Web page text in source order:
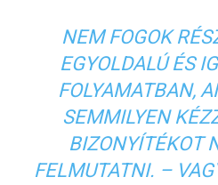
NEM FOGOK
EGYOLDALÚ ÉS
FOLYAMATBAN,
SEMMILYEN
BIZONYÍTÉKOT
FELMUTATNI. –